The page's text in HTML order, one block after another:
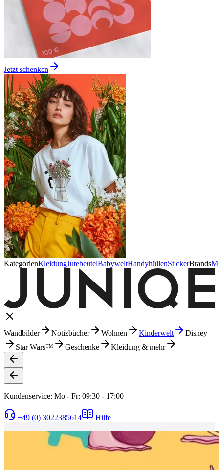
Jetzt schenken
KategorienKleidungJutebeutelBabyweltHandyhüllenStickerBrands
Wandbilder Notizbücher Wohnen Kinderwelt
Disney
Star Wars™
Geschenke Kleidung & mehr
Kundenservice: Mo - Fr: 09:30 - 17:00
+49 (0) 3022385614 Hilfe